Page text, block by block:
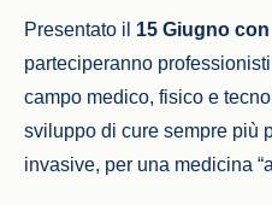
Presentato il 15 Giugno con
parteciperanno
campo medico, fisico e
sviluppo di cure sempre più
invasive, per una medicina